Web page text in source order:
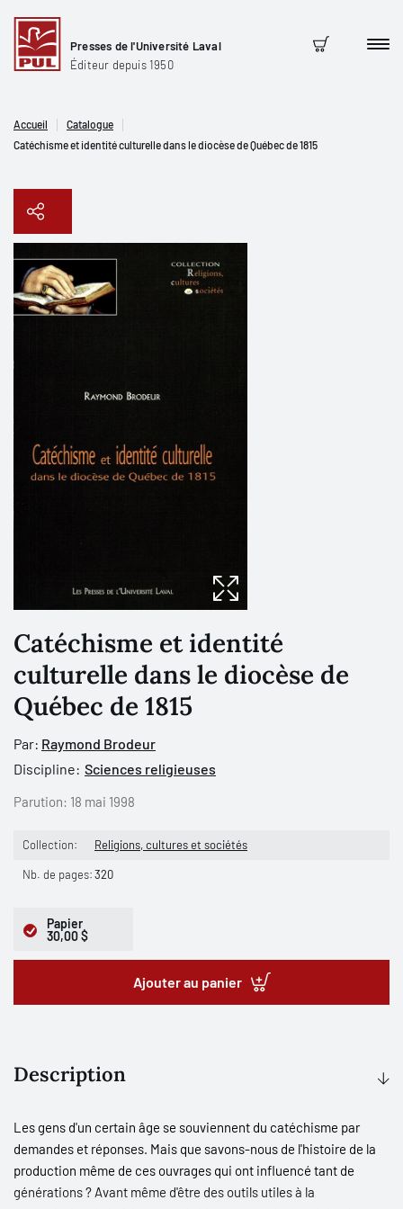
Presses de l'Université Laval
Éditeur depuis 1950
Panier
Accueil
Catalogue
Catéchisme et identité culturelle dans le diocèse de Québec de 1815
Copier le lien
Catéchisme et identité
culturelle dans le diocèse de
Québec de 1815
Par: Raymond Brodeur
Discipline: Sciences religieuses
Parution: 18 mai 1998
Collection: Religions, cultures et sociétés
Nb. de pages:320
Papier
30,00 $
Ajouter au panier
Description
Les gens d'un certain âge se souviennent du catéchisme par
demandes et réponses. Mais que savons-nous de l'histoire de la
production même de ces ouvrages qui ont influencé tant de
générations ? Avant même d'être des outils utiles à la